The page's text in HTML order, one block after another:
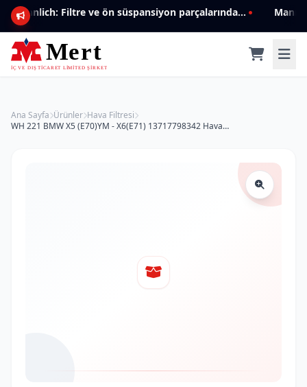
Mannlich: Filtre ve ön süspansiyon parçalarında genişleyen ürün yelpazesiyle kalite ve güven.
Ana Sayfa Ürünler Hava Filtresi
WH 221 BMW X5 (E70)YM - X6(E71) 13717798342 Hava Filtresi